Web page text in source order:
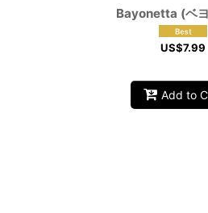
Bayonetta (ベ
US$7.99
Add to